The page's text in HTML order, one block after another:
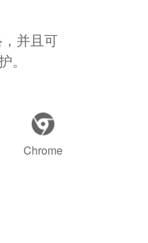
并且可
。
Chrome